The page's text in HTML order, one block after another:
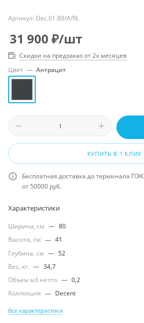
Артикул: Dec.01.80/A/RL
31 900 ₽/шт
Скидки на предзаказ от 2х месяцев
Цвет — Антрацит
КУПИТЬ В 1 КЛИК
Бесплатная доставка до терминала ПЭК
от 50000 руб.
Характеристики
Ширина, см — 80
Высота, см — 41
Глубина, см — 52
Вес, кг. — 34,7
Объем м3 нетто — 0,2
Коллекция — Decent
Все характеристики